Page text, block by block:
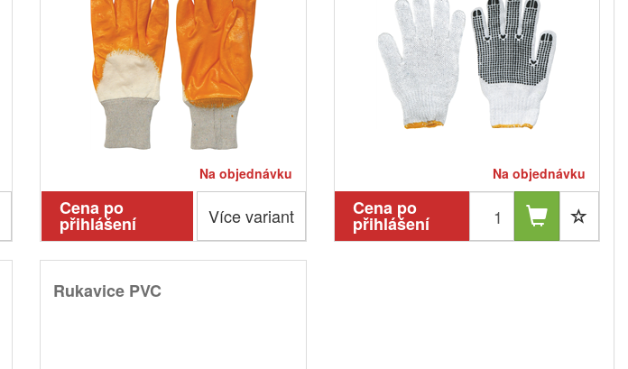
Na objednávku
Cena po
přihlášení Více variant
Na objednávku
Cena po
přihlášení
Rukavice PVC